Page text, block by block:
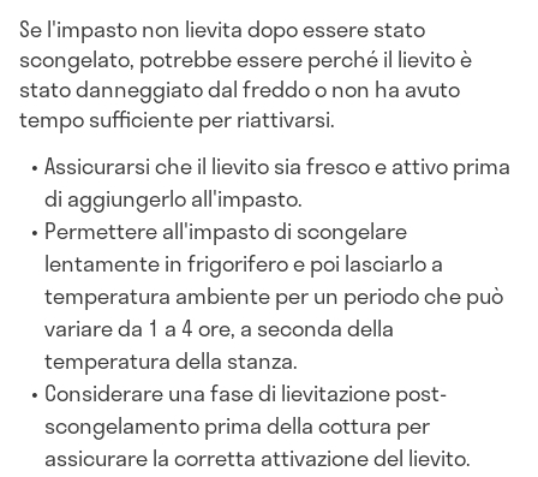
Se l'impasto non lievita dopo essere stato
scongelato, potrebbe essere perché il lievito è
stato danneggiato dal freddo o non ha avuto
tempo sufficiente per riattivarsi.
Assicurarsi che il lievito sia fresco e attivo prima
di aggiungerlo all'impasto.
Permettere all'impasto di scongelare
lentamente in frigorifero e poi lasciarlo a
temperatura ambiente per un periodo che può
variare da 1 a 4 ore, a seconda della
temperatura della stanza.
Considerare una fase di lievitazione post-
scongelamento prima della cottura per
assicurare la corretta attivazione del lievito.